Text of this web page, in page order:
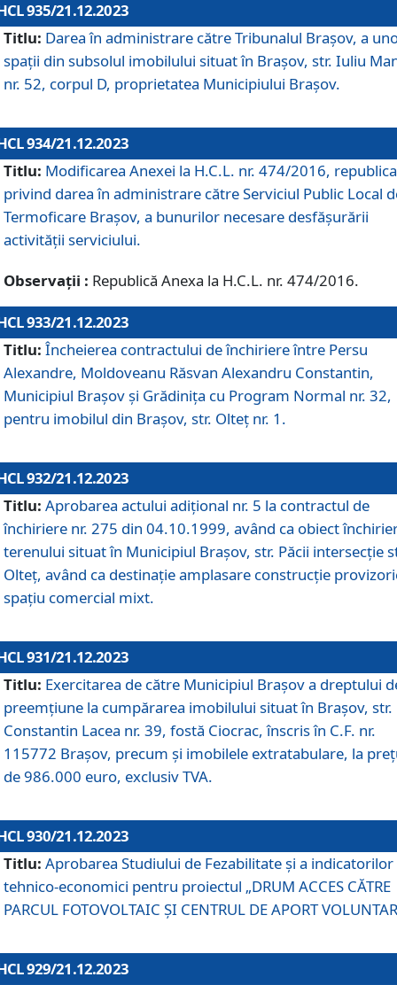
935/21.12.2023
Titlu: Darea în administrare către Tribunalul Brașov, a
spații din subsolul imobilului situat în Brașov, str. Iuliu
nr. 52, corpul D, proprietatea Municipiului Brașov.
934/21.12.2023
Titlu: Modificarea Anexei la H.C.L. nr. 474/2016,
privind darea în administrare către Serviciul Public Local
Termoficare Braşov, a bunurilor necesare desfăşurării
activităţii serviciului.
Observații : Republică Anexa la H.C.L. nr. 474/2016.
933/21.12.2023
Titlu: Încheierea contractului de închiriere între Persu
Alexandre, Moldoveanu Răsvan Alexandru Constantin,
Municipiul Braşov şi Grădinița cu Program Normal nr. 32,
pentru imobilul din Brașov, str. Olteț nr. 1.
932/21.12.2023
Titlu: Aprobarea actului adițional nr. 5 la contractul de
închiriere nr. 275 din 04.10.1999, având ca obiect
terenului situat în Municipiul Brașov, str. Păcii intersecție
Olteț, având ca destinație amplasare construcție
spațiu comercial mixt.
931/21.12.2023
Titlu: Exercitarea de către Municipiul Brașov a dreptului
preemțiune la cumpărarea imobilului situat în Brașov, str.
Constantin Lacea nr. 39, fostă Ciocrac, înscris în C.F. nr.
115772 Brașov, precum și imobilele extratabulare, la
de 986.000 euro, exclusiv TVA.
930/21.12.2023
Titlu: Aprobarea Studiului de Fezabilitate și a indicatorilor
tehnico-economici pentru proiectul „DRUM ACCES CĂTRE
PARCUL FOTOVOLTAIC ȘI CENTRUL DE APORT
929/21.12.2023